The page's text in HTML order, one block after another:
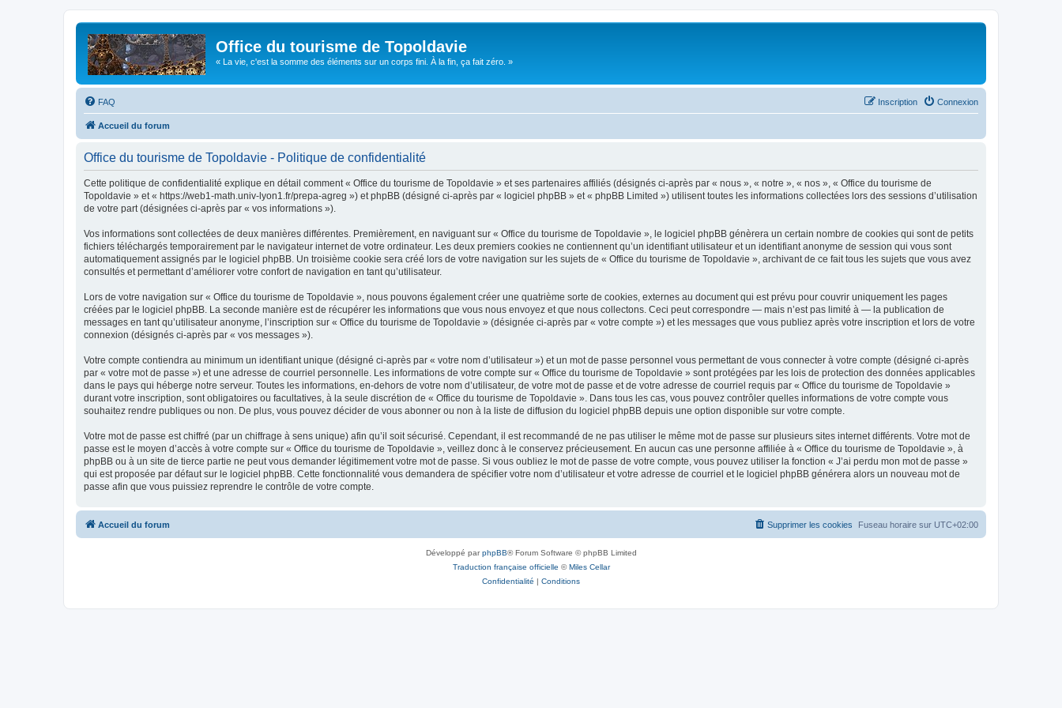
Office du tourisme de Topoldavie
« La vie, c'est la somme des éléments sur un corps fini. À la fin, ça fait zéro. »
FAQ Connexion
Inscription
Accueil du forum
Office du tourisme de Topoldavie - Politique de confidentialité
Cette politique de confidentialité explique en détail comment « Office du tourisme de Topoldavie » et ses partenaires affiliés (désignés ci-après par « nous », « notre », « nos », « Office du tourisme de
Topoldavie » et « https://web1-math.univ-lyon1.fr/prepa-agreg ») et phpBB (désigné ci-après par « logiciel phpBB » et « phpBB Limited ») utilisent toutes les informations collectées lors des sessions d’utilisation
de votre part (désignées ci-après par « vos informations »).
Vos informations sont collectées de deux manières différentes. Premièrement, en naviguant sur « Office du tourisme de Topoldavie », le logiciel phpBB génèrera un certain nombre de cookies qui sont de petits
fichiers téléchargés temporairement par le navigateur internet de votre ordinateur. Les deux premiers cookies ne contiennent qu’un identifiant utilisateur et un identifiant anonyme de session qui vous sont
automatiquement assignés par le logiciel phpBB. Un troisième cookie sera créé lors de votre navigation sur les sujets de « Office du tourisme de Topoldavie », archivant de ce fait tous les sujets que vous avez
consultés et permettant d’améliorer votre confort de navigation en tant qu’utilisateur.
Lors de votre navigation sur « Office du tourisme de Topoldavie », nous pouvons également créer une quatrième sorte de cookies, externes au document qui est prévu pour couvrir uniquement les pages
créées par le logiciel phpBB. La seconde manière est de récupérer les informations que vous nous envoyez et que nous collectons. Ceci peut correspondre — mais n’est pas limité à — la publication de
messages en tant qu’utilisateur anonyme, l’inscription sur « Office du tourisme de Topoldavie » (désignée ci-après par « votre compte ») et les messages que vous publiez après votre inscription et lors de votre
connexion (désignés ci-après par « vos messages »).
Votre compte contiendra au minimum un identifiant unique (désigné ci-après par « votre nom d’utilisateur ») et un mot de passe personnel vous permettant de vous connecter à votre compte (désigné ci-après
par « votre mot de passe ») et une adresse de courriel personnelle. Les informations de votre compte sur « Office du tourisme de Topoldavie » sont protégées par les lois de protection des données applicables
dans le pays qui héberge notre serveur. Toutes les informations, en-dehors de votre nom d’utilisateur, de votre mot de passe et de votre adresse de courriel requis par « Office du tourisme de Topoldavie »
durant votre inscription, sont obligatoires ou facultatives, à la seule discrétion de « Office du tourisme de Topoldavie ». Dans tous les cas, vous pouvez contrôler quelles informations de votre compte vous
souhaitez rendre publiques ou non. De plus, vous pouvez décider de vous abonner ou non à la liste de diffusion du logiciel phpBB depuis une option disponible sur votre compte.
Votre mot de passe est chiffré (par un chiffrage à sens unique) afin qu’il soit sécurisé. Cependant, il est recommandé de ne pas utiliser le même mot de passe sur plusieurs sites internet différents. Votre mot de
passe est le moyen d’accès à votre compte sur « Office du tourisme de Topoldavie », veillez donc à le conservez précieusement. En aucun cas une personne affiliée à « Office du tourisme de Topoldavie », à
phpBB ou à un site de tierce partie ne peut vous demander légitimement votre mot de passe. Si vous oubliez le mot de passe de votre compte, vous pouvez utiliser la fonction « J’ai perdu mon mot de passe »
qui est proposée par défaut sur le logiciel phpBB. Cette fonctionnalité vous demandera de spécifier votre nom d’utilisateur et votre adresse de courriel et le logiciel phpBB générera alors un nouveau mot de
passe afin que vous puissiez reprendre le contrôle de votre compte.
Accueil du forum Fuseau horaire sur UTC+02:00
Supprimer les cookies
Développé parphpBB® Forum Software © phpBB Limited
Traduction française officielle ©Miles Cellar
Confidentialité | Conditions